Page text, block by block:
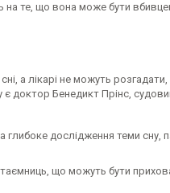
те, що вона може бути
а лікарі не можуть
Бенедикт Прінс,
дослідження теми сну,
що можуть бути